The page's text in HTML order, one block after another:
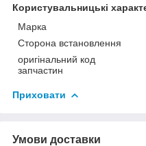
Користувальницькі
Марка
Сторона встановлення
оригінальний код
запчастин
Приховати
Умови доставки